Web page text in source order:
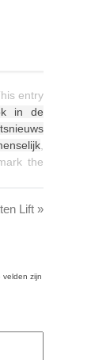
entry
in de
the
Lift »
velden zijn